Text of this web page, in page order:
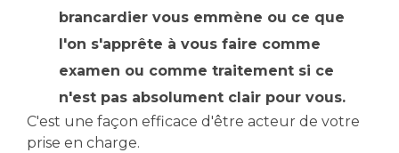
Lieu de santé sans tabac
brancardier vous emmène ou ce que
l'on s'apprête à vous faire comme
examen ou comme traitement si ce
n'est pas absolument clair pour vous.
C'est une façon efficace d'être acteur de votre
prise en charge.